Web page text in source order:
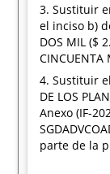
3. Sustituir
el inciso b)
DOS MIL ($
CINCUENTA
4. Sustituir
DE LOS
Anexo (IF-
parte de la